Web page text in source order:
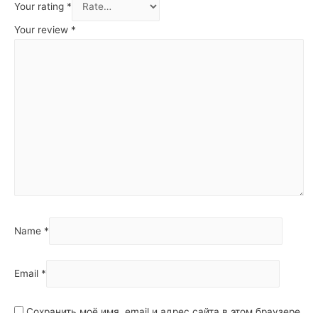
Your rating *
Your review *
Name *
Email *